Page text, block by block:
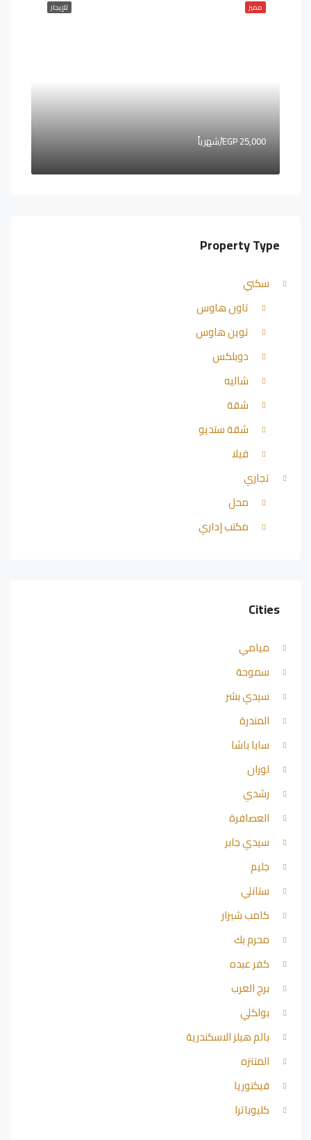
للإيجار مميز
25,000 EGP/ًشهرياً
Property Type
سكني
تاون هاوس
توين هاوس
دوبلكس
شاليه
شقة
شقة ستديو
فيلا
تجاري
محل
مكتب إداري
Cities
ميامي
سموحة
سيدي بشر
المندرة
سابا باشا
لوران
رشدي
العصافرة
سيدي جابر
جليم
ستانلي
كامب شيزار
محرم بك
كفر عبده
برج العرب
بولكلي
بالم هيلز الاسكندرية
المنتزه
فيكتوريا
كليوباترا